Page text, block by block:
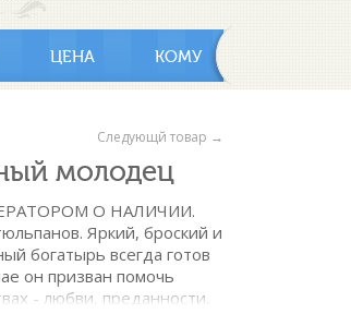
ЦЕНА КОМУ
Следующй товар →
молодец
О НАЛИЧИИ.
Яркий, броский и
богатырь всегда готов
он призван помочь
- любви, преданности,
свою счастливую